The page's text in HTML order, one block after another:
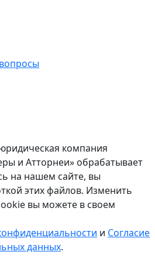
компания
и Атторнеи» обрабатывает
на нашем сайте, вы
этих файлов. Изменить
вы можете в своем
и Согласие
данных.